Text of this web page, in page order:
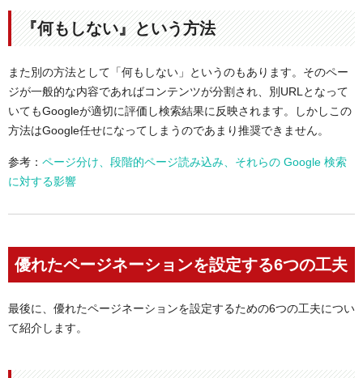
『何もしない』という方法
また別の方法として「何もしない」というのもあります。そのペー
ジが一般的な内容であればコンテンツが分割され、別URLとなって
いてもGoogleが適切に評価し検索結果に反映されます。しかしこの
方法はGoogle任せになってしまうのであまり推奨できません。
参考： ページ分け、段階的ページ読み込み、それらの Google 検索
に対する影響
優れたページネーションを設定する6つの工夫
最後に、優れたページネーションを設定するための6つの工夫につい
て紹介します。